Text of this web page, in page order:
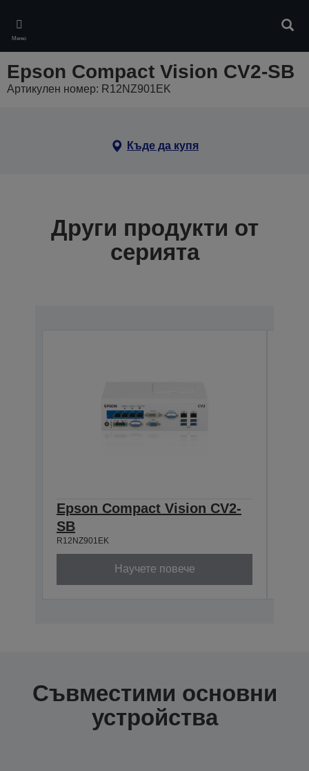
main
content
Меню
Epson Compact Vision CV2-SB
Артикулен номер: R12NZ901EK
Къде да купя
Други продукти от
серията
Epson Compact Vision CV2-
SB
R12NZ901EK
Научете повече
Съвместими основни
устройства